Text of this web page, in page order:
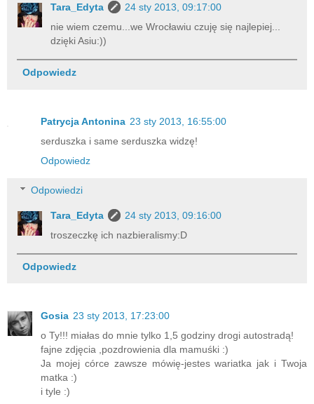
Tara_Edyta
24 sty 2013, 09:17:00
nie wiem czemu...we Wrocławiu czuję się najlepiej...
dzięki Asiu:))
Odpowiedz
Patrycja Antonina 23 sty 2013, 16:55:00
serduszka i same serduszka widzę!
Odpowiedz
Odpowiedzi
Tara_Edyta
24 sty 2013, 09:16:00
troszeczkę ich nazbieralismy:D
Odpowiedz
Gosia 23 sty 2013, 17:23:00
o Ty!!! miałas do mnie tylko 1,5 godziny drogi autostradą!
fajne zdjęcia ,pozdrowienia dla mamuśki :)
Ja mojej córce zawsze mówię-jestes wariatka jak i Twoja
matka :)
i tyle :)